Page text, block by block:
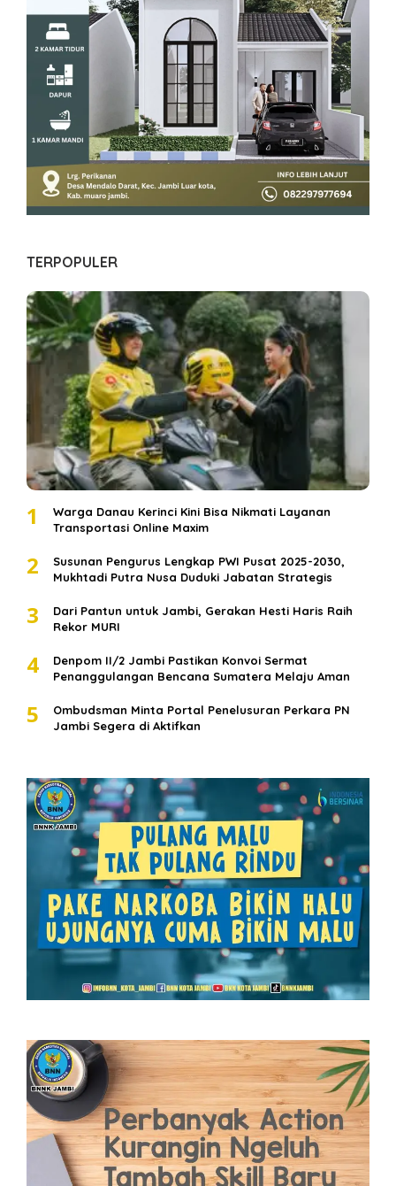
TERPOPULER
1
Warga Danau Kerinci Kini Bisa Nikmati Layanan
Transportasi Online Maxim
2
Susunan Pengurus Lengkap PWI Pusat 2025-2030,
Mukhtadi Putra Nusa Duduki Jabatan Strategis
3
Dari Pantun untuk Jambi, Gerakan Hesti Haris Raih
Rekor MURI
4
Denpom II/2 Jambi Pastikan Konvoi Sermat
Penanggulangan Bencana Sumatera Melaju Aman
5
Ombudsman Minta Portal Penelusuran Perkara PN
Jambi Segera di Aktifkan